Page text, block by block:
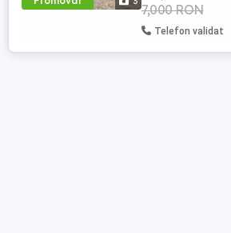
foarte rezistente și
este de tip Band
7,000 RON
Telefon validat